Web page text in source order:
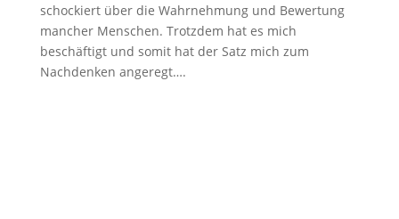
schockiert über die Wahrnehmung und Bewertung
mancher Menschen. Trotzdem hat es mich
beschäftigt und somit hat der Satz mich zum
Nachdenken angeregt….